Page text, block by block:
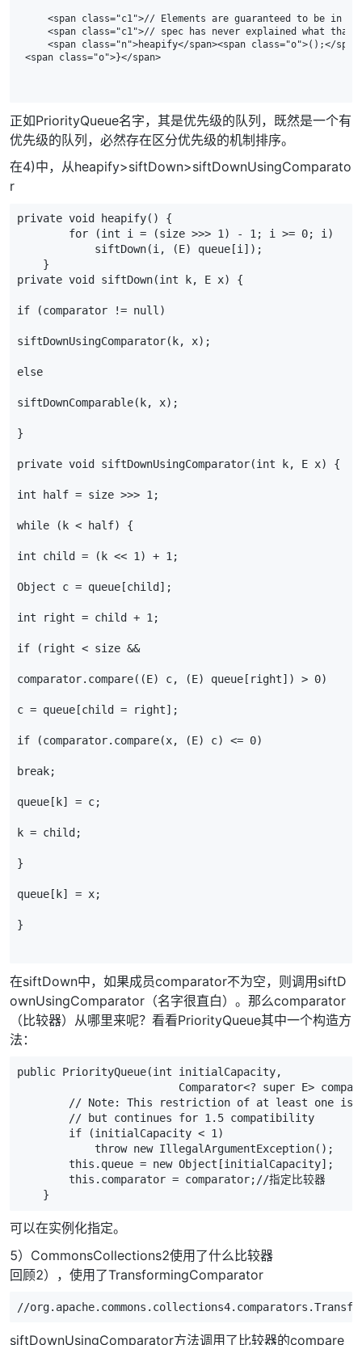
<span class="c1">// Elements are guaranteed to be in
<span class="c1">// spec has never explained what that
<span class="n">heapify</span><span class="o">();</
正如PriorityQueue名字，其是优先级的队列，既然是一个有
优先级的队列，必然存在区分优先级的机制排序。
在4)中，从heapify>siftDown>siftDownUsingComparato
r
private void heapify()
{
for
(int i = (size >>> 1) - 1; i >= 0; i)
siftDown(i, (E) queue [i]);
}
private void siftDown(int k, E x) {
if (comparator != null)
siftDownUsingComparator( k, x);
else
siftDownComparable( k, x);
}
private void siftDownUsingComparator(int k, E x) {
int half = size >>> 1;
while ( k < half) {
int child = ( k << 1) + 1;
Object c = queue [child ];
int right = child + 1;
if ( right < size &&
comparator. compare((E) c, (E) queue [ right]) > 0)
c = queue [child = right];
if (comparator. compare(x, (E) c) <= 0)
break;
queue [ k] = c;
k = child ;
}
queue [ k] = x;
}
在siftDown中，如果成员comparator不为空，则调用siftD
ownUsingComparator（名字很直白）。那么comparator
（比较器）从哪里来呢？看看PriorityQueue其中一个构造方
法：
public PriorityQueue(int initialCapacity,
Comparator<? super E>
// Note: This restriction of at least one is
// but continues for 1.5 compatibility
if
(initialCapacity < 1 )
throw new IllegalArgumentException();
this . queue = new Object [initialCapacity];
this . comparator = comparator; //指定比较器
}
可以在实例化指定。
5）CommonsCollections2使用了什么比较器
回顾2），使用了TransformingComparator
//
siftDownUsingComparator方法调用了比较器的compare